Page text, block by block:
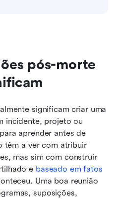
pós-morte
significam criar uma
incidente, projeto ou
aprender antes de
têm a ver com atribuir
mas sim com construir
e baseado em fatos
Uma boa reunião
suposições,